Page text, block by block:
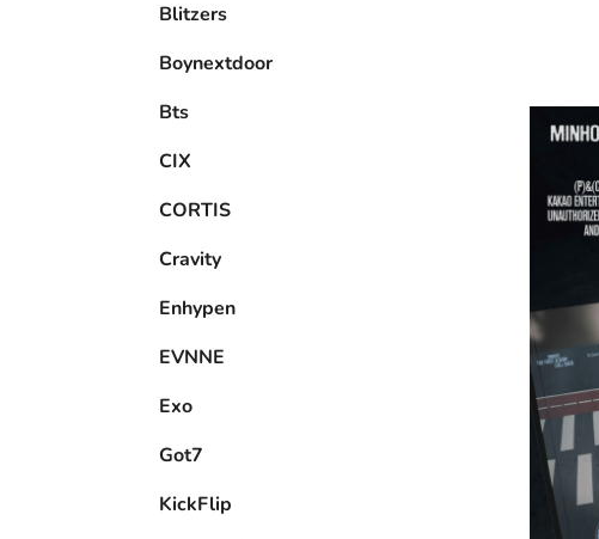
Blitzers
Boynextdoor
Bts
CIX
CORTIS
Cravity
Enhypen
EVNNE
Exo
Got7
KickFlip